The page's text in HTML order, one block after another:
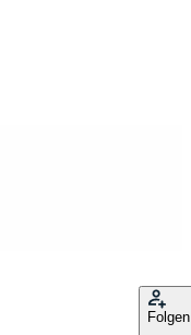
Folgen